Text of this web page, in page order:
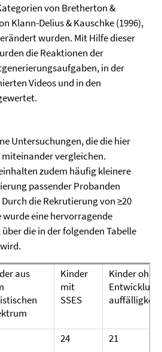
von Bretherton &
Klann-Delius & Kauschke (1996),
wurden. Mit Hilfe dieser
die Reaktionen der
in der
Videos und in den
Untersuchungen, die die hier
vergleichen.
zudem häufig kleinere
passender Probanden
die Rekrutierung von ≥20
eine hervorragende
die in der folgenden Tabelle
aus
Kinder
mit
SSES
Kinder ohne
24
21